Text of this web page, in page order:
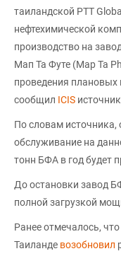
таиландской PTT
нефтехимической
производство на
Мап Та Футе (Map Ta
проведения плановых
сообщил ICIS
По словам источника,
обслуживание на
тонн БФА в год будет
До остановки завод
полной загрузкой
Ранее отмечалось,
Таиланде возобновил